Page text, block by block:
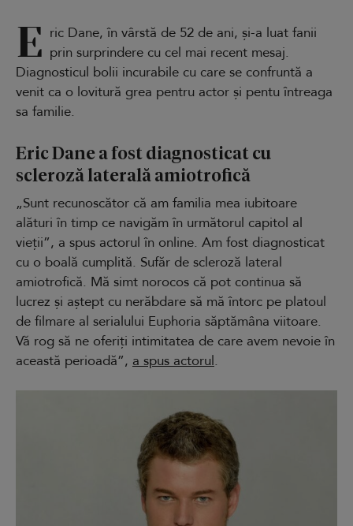
E ric Dane, în vârstă de 52 de ani, și-a luat fanii
prin surprindere cu cel mai recent mesaj.
Diagnosticul bolii incurabile cu care se confruntă a
venit ca o lovitură grea pentru actor și pentu întreaga
sa familie.
Eric Dane a fost diagnosticat cu
scleroză laterală amiotrofică
„Sunt recunoscător că am familia mea iubitoare
alături în timp ce navigăm în următorul capitol al
vieții”, a spus actorul în online. Am fost diagnosticat
cu o boală cumplită. Sufăr de scleroză lateral
amiotrofică. Mă simt norocos că pot continua să
lucrez și aștept cu nerăbdare să mă întorc pe platoul
de filmare al serialului Euphoria săptămâna viitoare.
Vă rog să ne oferiți intimitatea de care avem nevoie în
această perioadă”, a spus actorul.